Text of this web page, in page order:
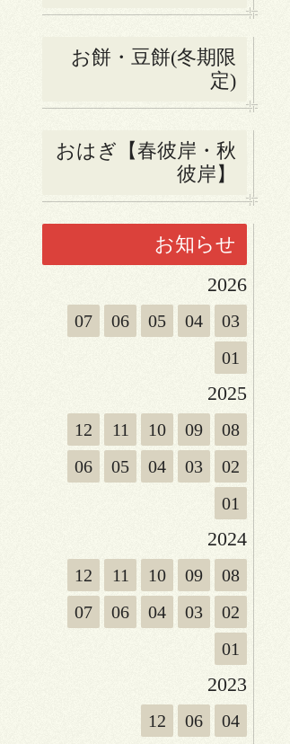
お餅・豆餅(冬期限
定)
おはぎ【春彼岸・秋
彼岸】
お知らせ
2026
07 06 05 04
03
01
2025
12 11 10 09
08
06
05 04 03
02
01
2024
12 11 10 09
08
07
06 04 03
02
01
2023
12 06 04